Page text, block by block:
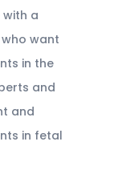
a
want
in the
and
and
in fetal